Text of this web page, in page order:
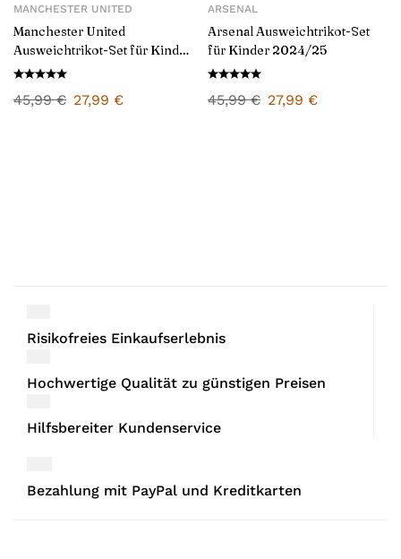
MANCHESTER UNITED
Manchester United
Ausweichtrikot-Set für Kinder
2024/25
45,99€ 27,99 €
ARSENAL
Arsenal Ausweichtrikot-Set
für Kinder 2024/25
45,99€ 27,99 €
Risikofreies Einkaufserlebnis
Hochwertige Qualität zu günstigen Preisen
Hilfsbereiter Kundenservice
Bezahlung mit PayPal und Kreditkarten